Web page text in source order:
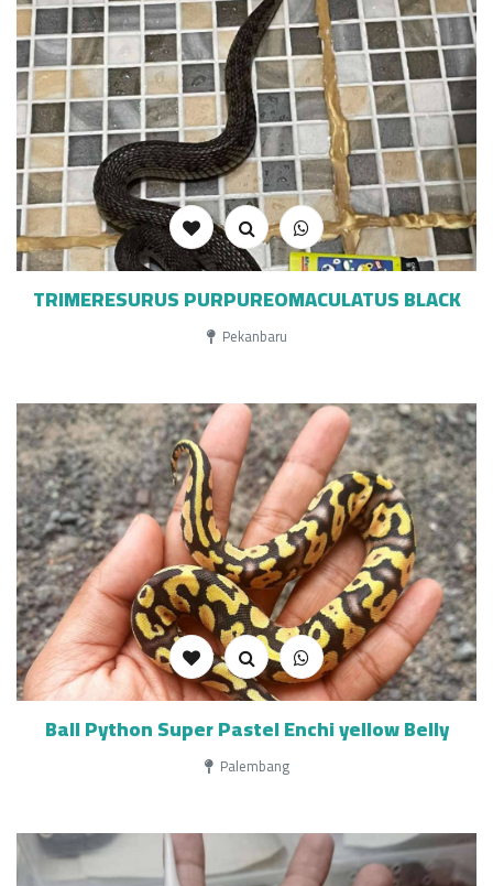
TRIMERESURUS PURPUREOMACULATUS BLACK
Pekanbaru
Ball Python Super Pastel Enchi yellow Belly
Palembang